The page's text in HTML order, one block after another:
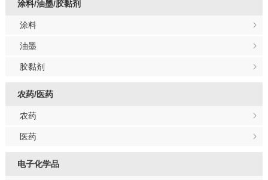
涂料/油墨/胶黏剂
涂料
油墨
胶黏剂
农药/医药
农药
医药
电子化学品